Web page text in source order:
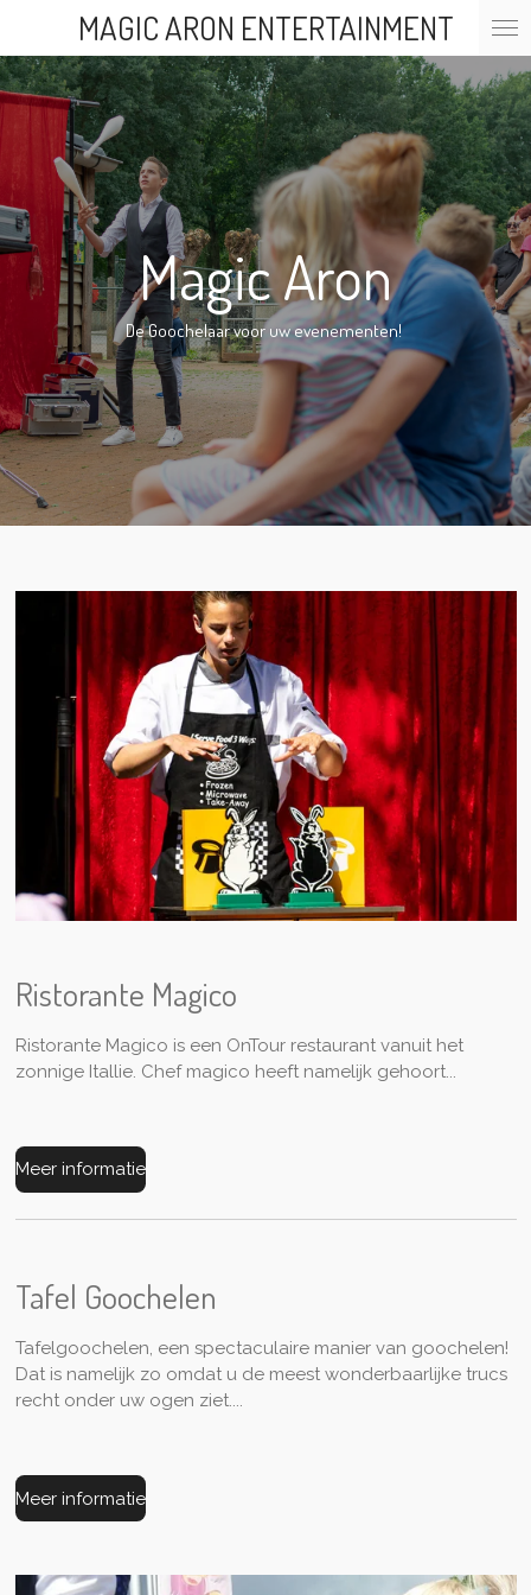
naar
de
hoofdinhoud
MAGIC ARON ENTERTAINMENT
Magic Aron
De Goochelaar voor uw evenementen!
Ristorante Magico
Ristorante Magico is een OnTour restaurant vanuit het
zonnige Itallie. Chef magico heeft namelijk gehoort...
Meer informatie
Tafel Goochelen
Tafelgoochelen, een spectaculaire manier van goochelen!
Dat is namelijk zo omdat u de meest wonderbaarlijke trucs
recht onder uw ogen ziet....
Meer informatie